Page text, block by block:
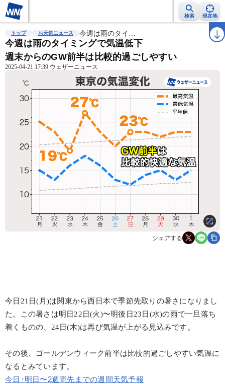
検索 現在地
雨雲レーダー 台風情報 地震情報 ラ
トップ お天気ニュース 今週は雨のタイ…
今週は雨のタイミングで気温低下
週末からのGW前半は比較的過ごしやすい
2025-04-21 17:39 ウェザーニュース
シェアする
今日21日(月)は関東から西日本で季節先取りの暑さになりまし
た。この暑さは明日22日(火)〜明後日23日(水)の雨で一旦落ち
着くものの、24日(木)は再び気温が上がる見込みです。
その後、ゴールデンウィーク前半は比較的過ごしやすい気温に
なるとみています。
今日･明日〜2週間先までの週間天気予報